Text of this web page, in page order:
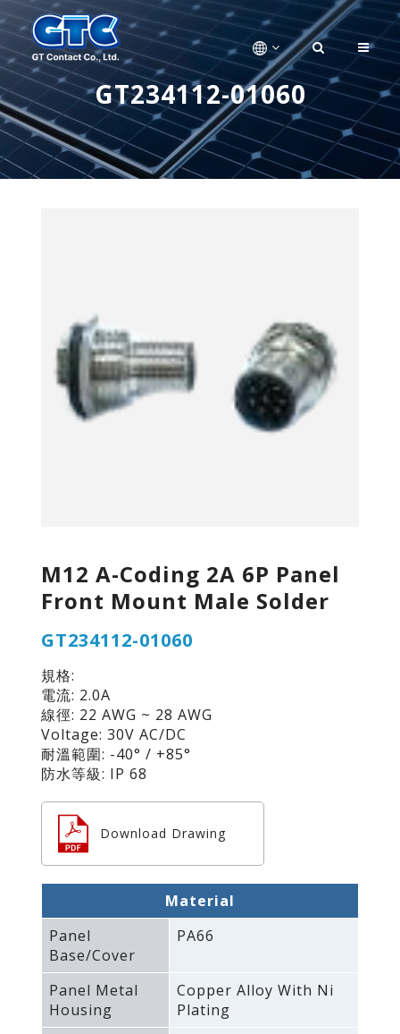
GT234112-01060
M12 A-Coding 2A 6P Panel
Front Mount Male Solder
GT234112-01060
規格:
電流: 2.0A
線徑: 22 AWG ~ 28 AWG
Voltage: 30V AC/DC
耐溫範圍: -40° / +85°
防水等級: IP 68
Download Drawing
Material
Panel
Base/Cover
PA66
Panel Metal
Housing
Copper Alloy With Ni
Plating